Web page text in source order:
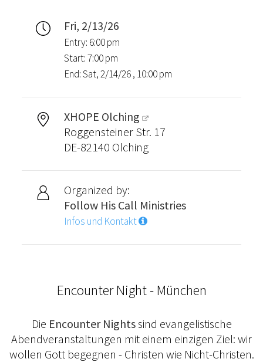
Fri, 2/13/26
Entry: 6:00 pm
Start: 7:00 pm
End: Sat, 2/14/26 , 10:00 pm
XHOPE Olching
Roggensteiner Str. 17
DE-82140 Olching
Organized by:
Follow His Call Ministries
Infos und Kontakt
Encounter Night - München
Die Encounter Nightssind evangelistische
Abendveranstaltungen mit einem einzigen Ziel: wir
wollen Gott begegnen - Christen wie Nicht-Christen.